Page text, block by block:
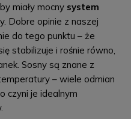
miały mocny system
Dobre opinie z naszej
do tego punktu – że
stabilizuje i rośnie równo,
Sosny są znane z
– wiele odmian
czyni je idealnym